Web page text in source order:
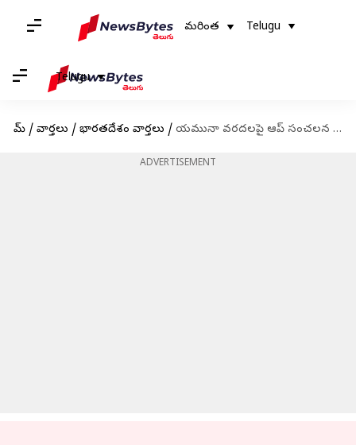
మరింత Telugu
Telugu
హోమ్ / వార్తలు / భారతదేశం వార్తలు / యమునా వరదలపై ఆప్ సంచలన ఆరోపణలు.. బీజేపీ కుట్రే అంటున్న కేజ్రీవాల్ సర్కార్
ADVERTISEMENT